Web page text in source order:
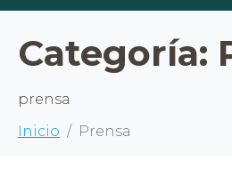
Categoría:
prensa
Inicio
Prensa